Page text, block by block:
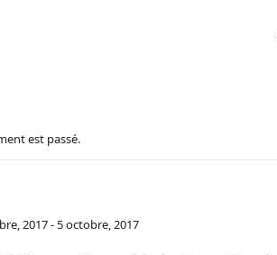
est passé.
2017- 5 octobre, 2017